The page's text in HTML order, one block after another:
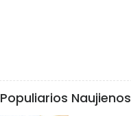
Populiarios Naujienos